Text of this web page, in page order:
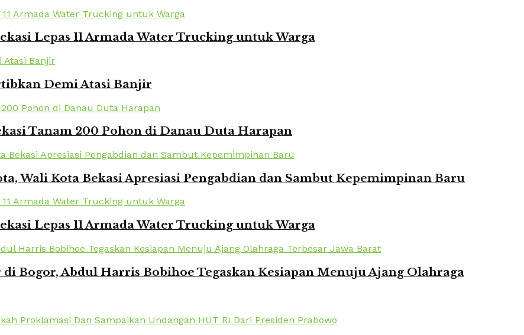
Lepas 11 Armada Water Trucking untuk Warga
Demi Atasi Banjir
Tanam 200 Pohon di Danau Duta Harapan
Wali Kota Bekasi Apresiasi Pengabdian dan Sambut Kepemimpinan Baru
Lepas 11 Armada Water Trucking untuk Warga
Bogor, Abdul Harris Bobihoe Tegaskan Kesiapan Menuju Ajang Olahraga